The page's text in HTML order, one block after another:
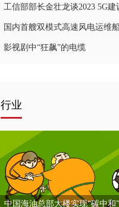
影视剧中“狂飙”的电缆
行业
中国海油总部大楼实现“碳中和